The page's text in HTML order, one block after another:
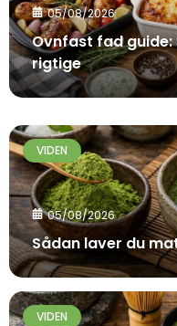
05/08/2026
Ovnfast fad
rigtige
VIDEN
05/08/2026
Sådan laver du
VIDEN